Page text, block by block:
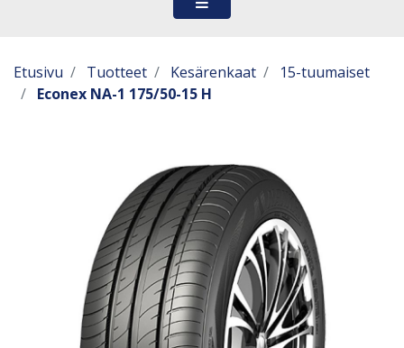
Etusivu Tuotteet Kesärenkaat
15-tuumaiset
Econex NA-1 175/50-15 H